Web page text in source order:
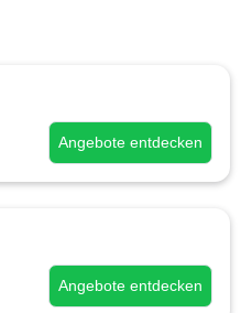
Angebote entdecken
Angebote entdecken